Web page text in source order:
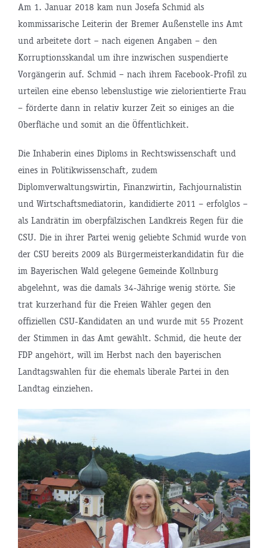
Am 1. Januar 2018 kam nun Josefa Schmid als
kommissarische Leiterin der Bremer Außenstelle ins Amt
und arbeitete dort – nach eigenen Angaben – den
Korruptionsskandal um ihre inzwischen suspendierte
Vorgängerin auf. Schmid – nach ihrem Facebook-Profil zu
urteilen eine ebenso lebenslustige wie zielorientierte Frau
– förderte dann in relativ kurzer Zeit so einiges an die
Oberfläche und somit an die Öffentlichkeit.
Die Inhaberin eines Diploms in Rechtswissenschaft und
eines in Politikwissenschaft, zudem
Diplomverwaltungswirtin, Finanzwirtin, Fachjournalistin
und Wirtschaftsmediatorin, kandidierte 2011 – erfolglos –
als Landrätin im oberpfälzischen Landkreis Regen für die
CSU. Die in ihrer Partei wenig geliebte Schmid wurde von
der CSU bereits 2009 als Bürgermeisterkandidatin für die
im Bayerischen Wald gelegene Gemeinde Kollnburg
abgelehnt, was die damals 34-Jährige wenig störte. Sie
trat kurzerhand für die Freien Wähler gegen den
offiziellen CSU-Kandidaten an und wurde mit 55 Prozent
der Stimmen in das Amt gewählt. Schmid, die heute der
FDP angehört, will im Herbst nach den bayerischen
Landtagswahlen für die ehemals liberale Partei in den
Landtag einziehen.